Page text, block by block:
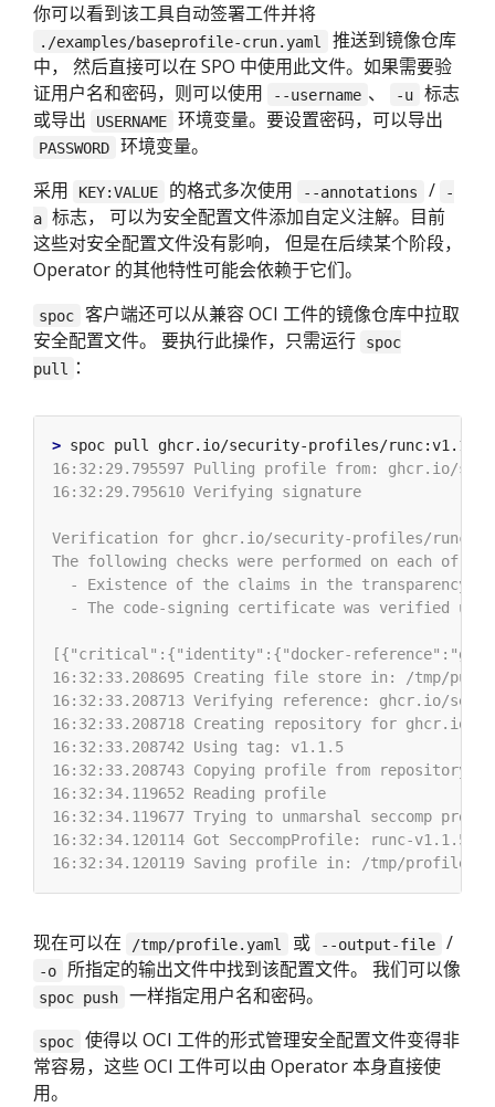
你可以看到该工具自动签署工件并将
./examples/baseprofile-crun.yaml
推送到镜像仓库
中， 然后直接可以在 SPO 中使用此文件。如果需要验
证用户名和密码，则可以使用
--username 、 -u
标志
或导出
USERNAME 环境变量。要设置密码，可以导出
PASSWORD
环境变量。
采用
KEY:VALUE 的格式多次使用 --annotations /
-
a 标志， 可以为安全配置文件添加自定义注解。目前
这些对安全配置文件没有影响， 但是在后续某个阶段，
Operator 的其他特性可能会依赖于它们。
spoc
客户端还可以从兼容 OCI 工件的镜像仓库中拉取
安全配置文件。 要执行此操作，只需运行
spoc
pull
：
>
现在可以在 /tmp/profile.yaml 或 --output-file /
-o 所指定的输出文件中找到该配置文件。 我们可以像
spoc push 一样指定用户名和密码。
spoc
使得以 OCI 工件的形式管理安全配置文件变得非
常容易，这些 OCI 工件可以由 Operator 本身直接使
用。